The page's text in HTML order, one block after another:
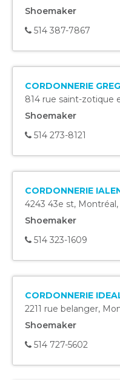
Shoemaker
514 387-7867
CORDONNERIE
814 rue saint-zotique
Shoemaker
514 273-8121
CORDONNERIE
4243 43e st, Montréal,
Shoemaker
514 323-1609
CORDONNERIE
2211 rue belanger,
Shoemaker
514 727-5602